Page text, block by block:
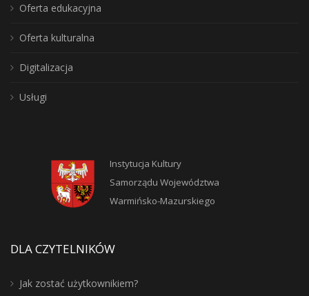
Oferta edukacyjna
Oferta kulturalna
Digitalizacja
Usługi
Instytucja Kultury
Samorządu Województwa
Warmińsko-Mazurskiego
DLA CZYTELNIKÓW
Jak zostać użytkownikiem?